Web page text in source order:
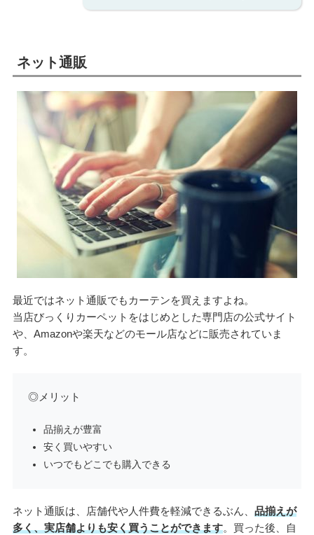
ネット通販
最近ではネット通販でもカーテンを買えますよね。
当店びっくりカーペットをはじめとした専門店の公式サイト
や、Amazonや楽天などのモール店などに販売されていま
す。
◎メリット
品揃えが豊富
安く買いやすい
いつでもどこでも購入できる
ネット通販は、店舗代や人件費を軽減できるぶん、 品揃えが
多く、実店舗よりも安く買うことができます。買った後、自